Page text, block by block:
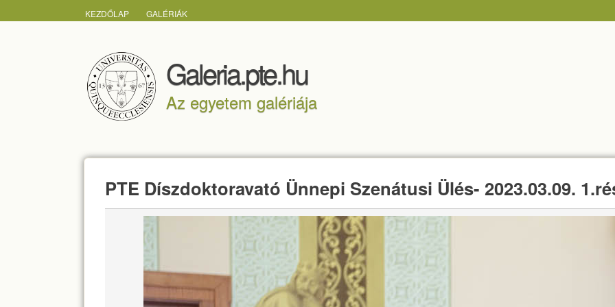
FŐMENÜ
KEZDŐLAP GALÉRIÁK
Galeria.pte.hu
Az egyetem galériája
PTE Díszdoktoravató Ünnepi Szenátusi Ülés- 2023.03.09.